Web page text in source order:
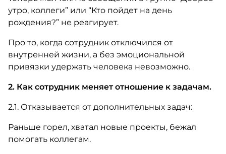
утро, коллеги” или “Кто пойдет на день
рождения?” не реагирует.
Про то, когда сотрудник отключился от
внутренней жизни, а без эмоциональной
привязки удержать человека невозможно.
2. Как сотрудник меняет отношение к задачам.
2.1. Отказывается от дополнительных задач:
Раньше горел, хватал новые проекты, бежал
помогать коллегам.